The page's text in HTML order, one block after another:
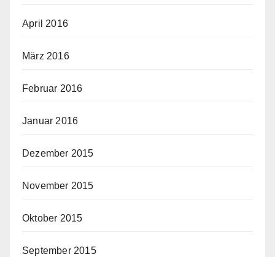
April 2016
März 2016
Februar 2016
Januar 2016
Dezember 2015
November 2015
Oktober 2015
September 2015